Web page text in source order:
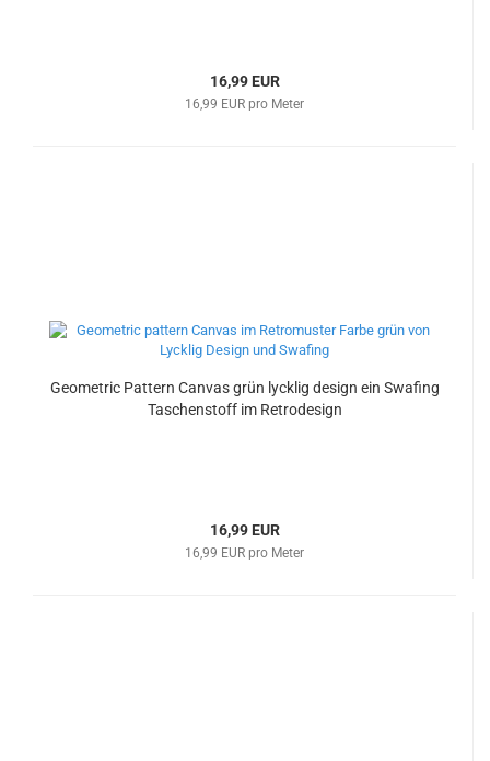
16,99 EUR
16,99 EUR pro Meter
Geometric Pattern Canvas grün lycklig design ein Swafing
Taschenstoff im Retrodesign
16,99 EUR
16,99 EUR pro Meter